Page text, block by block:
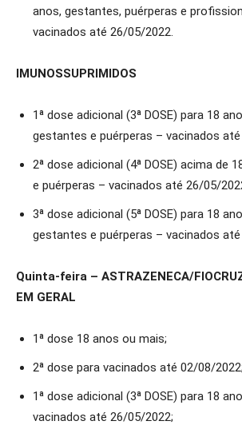
anos, gestantes, puérperas e
vacinados até 26/05/2022.
IMUNOSSUPRIMIDOS
1ª dose adicional (3ª DOSE) para 18
gestantes e puérperas – vacinados
2ª dose adicional (4ª DOSE) acima de
e puérperas – vacinados até 26/05/
3ª dose adicional (5ª DOSE) para 18
gestantes e puérperas – vacinados
Quinta-feira – ASTRAZENECA/
EM GERAL
1ª dose 18 anos ou mais;
2ª dose para vacinados até 02/08/2022;
1ª dose adicional (3ª DOSE) para 18
vacinados até 26/05/2022;